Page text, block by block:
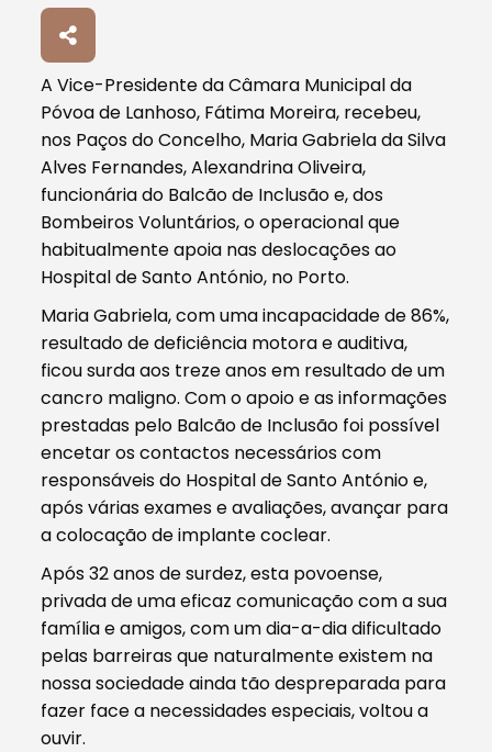
A Vice-Presidente da Câmara Municipal da
Póvoa de Lanhoso, Fátima Moreira, recebeu,
nos Paços do Concelho, Maria Gabriela da Silva
Alves Fernandes, Alexandrina Oliveira,
funcionária do Balcão de Inclusão e, dos
Bombeiros Voluntários, o operacional que
habitualmente apoia nas deslocações ao
Hospital de Santo António, no Porto.
Maria Gabriela, com uma incapacidade de 86%,
resultado de deficiência motora e auditiva,
ficou surda aos treze anos em resultado de um
cancro maligno. Com o apoio e as informações
prestadas pelo Balcão de Inclusão foi possível
encetar os contactos necessários com
responsáveis do Hospital de Santo António e,
após várias exames e avaliações, avançar para
a colocação de implante coclear.
Após 32 anos de surdez, esta povoense,
privada de uma eficaz comunicação com a sua
família e amigos, com um dia-a-dia dificultado
pelas barreiras que naturalmente existem na
nossa sociedade ainda tão despreparada para
fazer face a necessidades especiais, voltou a
ouvir.